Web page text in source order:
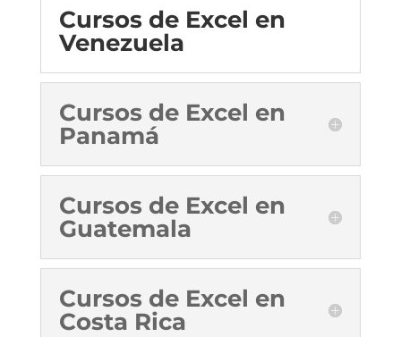
Cursos de Excel en
Venezuela
Cursos de Excel en
Panamá
Cursos de Excel en
Guatemala
Cursos de Excel en
Costa Rica